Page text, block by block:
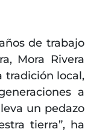
de trabajo
Mora Rivera
tradición local,
a
un pedazo
tierra”, ha